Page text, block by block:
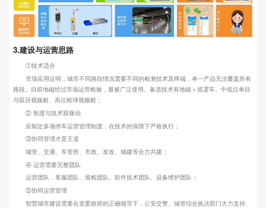
3.建设与运营思路
①技术适合
市场应用证明，城市不同路段情况需要不同的检测技术及终端，单一产品无法覆盖所有
路段。目前地磁经过市场运营检验，最被广泛使用。备选技术有地磁＋巡逻车、中低位单目
与双目视频桩、高位枪球视频桩；
② 制度与技术双驱动
应制定多项停车运营管理制度，在技术的保障下严格执行；
③协同管理才是王道
城管、交通、车管所、市政、发改、城建等合力共建；
④ 运营需要完整团队
运营团队，客服团队、巡检团队、软件技术团队、设备维护团队；
⑤协同运营管理
智慧城市建设需要在党委政府的正确领导下，公安交警、城管综合执法部门大力支持、